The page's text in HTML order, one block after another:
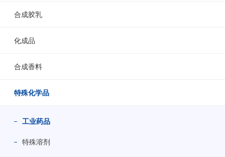
合成胶乳
化成品
合成香料
特殊化学品
工业药品
特殊溶剂